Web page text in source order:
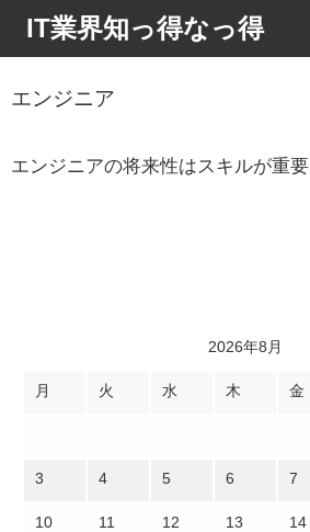
IT業界知っ得なっ得
エンジニア
エンジニアの将来性はスキルが重要
2026年8月
月 火 水 木 金
3 4 5 6 7
10 11 12 13 14